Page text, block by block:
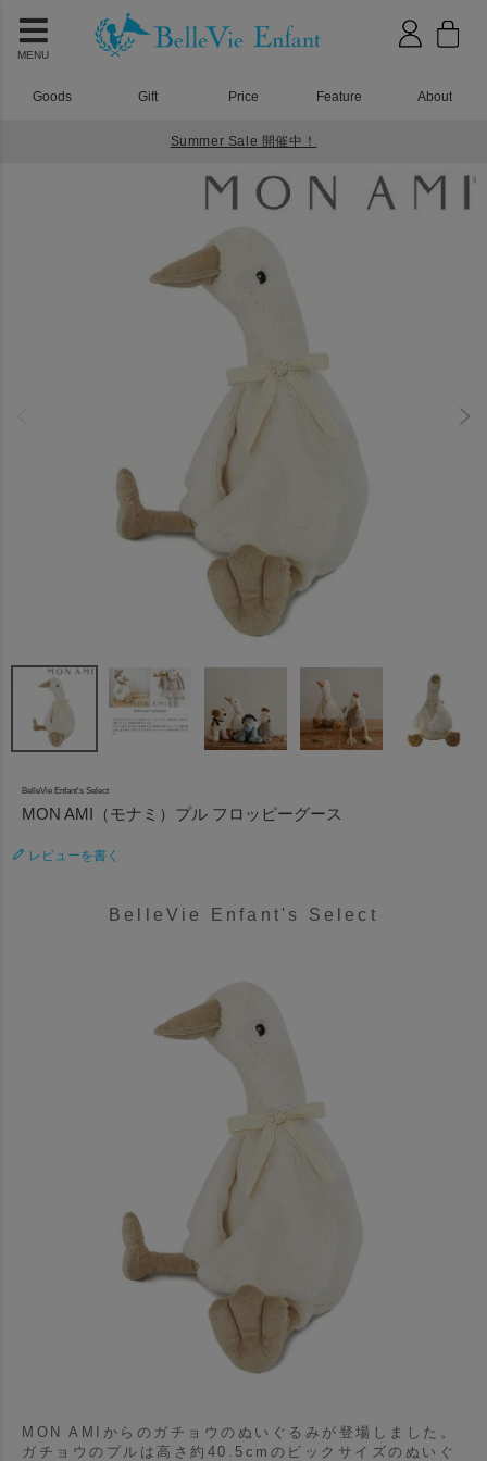
MENU
Goods Gift Price Feature About
Summer Sale 開催中！
MON AMI（モナミ）プル フロッピーグース
BelleVie Enfant's Select
MON AMI（モナミ）プル フロッピーグース
レビューを書く
BelleVie Enfant's Select
MON AMIからのガチョウのぬいぐるみが登場しました。
ガチョウのプルは高さ約40.5cmのビックサイズのぬいぐ